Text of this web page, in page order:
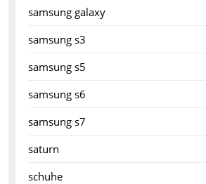
samsung galaxy
samsung s3
samsung s5
samsung s6
samsung s7
saturn
schuhe